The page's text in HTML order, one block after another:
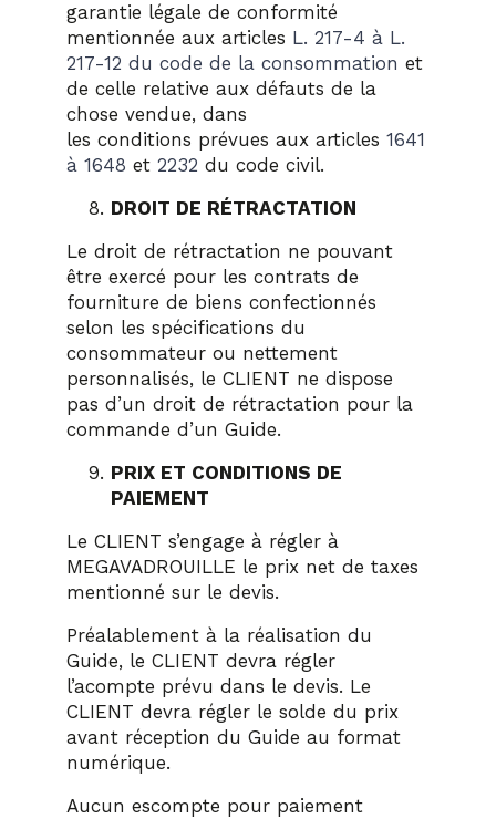
garantie légale de conformité
mentionnée aux articles L. 217-4 à L.
217-12 du code de la consommation et
de celle relative aux défauts de la
chose vendue, dans
les conditions prévues aux articles 1641
à 1648 et 2232 du code civil.
DROIT DE RÉTRACTATION
Le droit de rétractation ne pouvant
être exercé pour les contrats de
fourniture de biens confectionnés
selon les spécifications du
consommateur ou nettement
personnalisés, le CLIENT ne dispose
pas d’un droit de rétractation pour la
commande d’un Guide.
PRIX ET CONDITIONS DE
PAIEMENT
Le CLIENT s’engage à régler à
MEGAVADROUILLE le prix net de taxes
mentionné sur le devis.
Préalablement à la réalisation du
Guide, le CLIENT devra régler
l’acompte prévu dans le devis. Le
CLIENT devra régler le solde du prix
avant réception du Guide au format
numérique.
Aucun escompte pour paiement